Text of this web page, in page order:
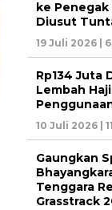
ke Penegak
Diusut
19 Juli 2026 |
Rp134 Juta
Lembah
10 Juli 2026 |
Gaungkan
Tenggara
Grasstrack